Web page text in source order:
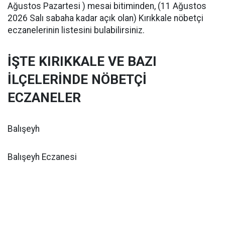
Ağustos Pazartesi ) mesai bitiminden, (11 Ağustos
2026 Salı sabaha kadar açık olan) Kırıkkale nöbetçi
eczanelerinin listesini bulabilirsiniz.
İŞTE KIRIKKALE VE BAZI
İLÇELERİNDE NÖBETÇİ
ECZANELER
Balışeyh
Balışeyh Eczanesi